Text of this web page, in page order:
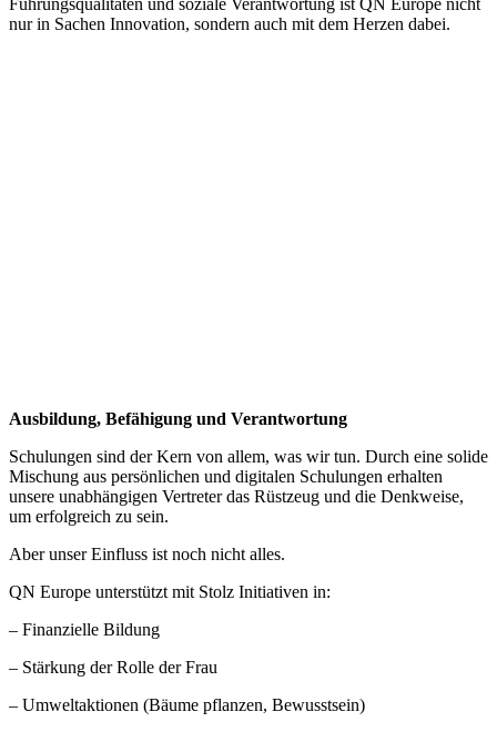
nur in Sachen Innovation, sondern auch mit dem Herzen dabei.
Ausbildung, Befähigung und Verantwortung
Schulungen sind der Kern von allem, was wir tun. Durch eine solide
Mischung aus persönlichen und digitalen Schulungen erhalten
unsere unabhängigen Vertreter das Rüstzeug und die Denkweise,
um erfolgreich zu sein.
Aber unser Einfluss ist noch nicht alles.
QN Europe unterstützt mit Stolz Initiativen in:
– Finanzielle Bildung
– Stärkung der Rolle der Frau
– Umweltaktionen (Bäume pflanzen, Bewusstsein)